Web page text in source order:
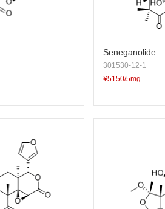
Seneganolide
301530-12-1
¥5150/5mg